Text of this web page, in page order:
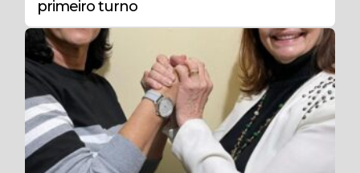
primeiro turno